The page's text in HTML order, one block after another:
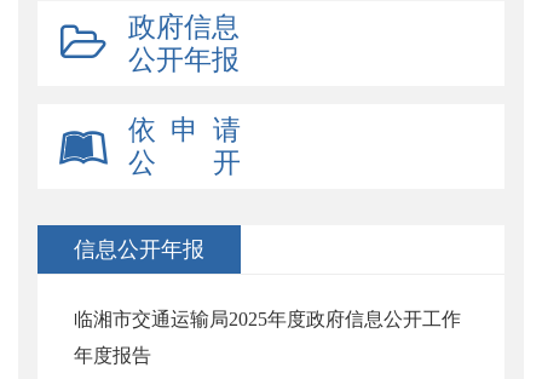
政府信息
公开年报
依 申 请
公 开
信息公开年报
临湘市交通运输局2025年度政府信息公开工作
年度报告